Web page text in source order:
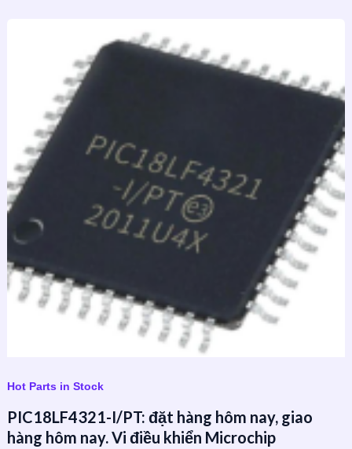
Hot Parts in Stock
PIC18LF4321-I/PT: đặt hàng hôm nay, giao
hàng hôm nay. Vi điều khiển Microchip